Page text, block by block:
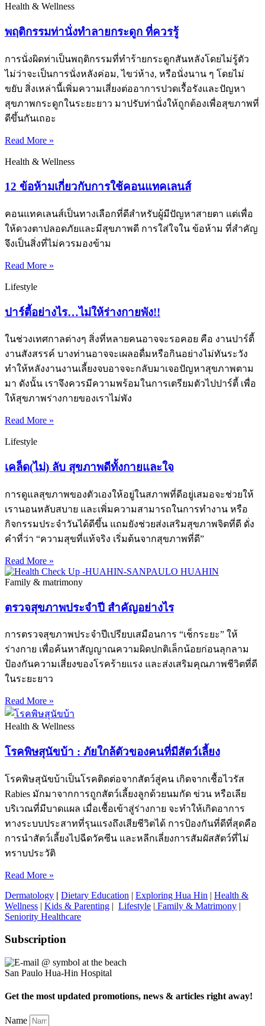
Health & Wellness
พฤติกรรมท่านั่งทำลายกระดูก ที่ควรรู้
การนั่งผิดท่าเป็นพฤติกรรมที่ทำร้ายกระดูกสันหลังโดยไม่รู้ตัว
ไม่ว่าจะเป็นการนั่งหลังค่อม, ไขว่ห้าง, หรือนั่งนาน ๆ โดยไม่
ขยับ สิ่งเหล่านี้เพิ่มความเสี่ยงต่ออาการปวดเรื้อรังและปัญหา
สุขภาพกระดูกในระยะยาว มาปรับท่านั่งให้ถูกต้องเพื่อสุขภาพที่
ดีขึ้นกันเถอะ
Read More »
Health & Wellness
12 ข้อห้ามเกี่ยวกับการใช้คอนแทคเลนส์
คอนแทคเลนส์เป็นทางเลือกที่ดีสำหรับผู้มีปัญหาสายตา แต่เพื่อ
ให้ดวงตาปลอดภัยและมีสุขภาพดี การใส่ใจใน ข้อห้าม ที่สำคัญ
จึงเป็นสิ่งที่ไม่ควรมองข้าม
Read More »
Lifestyle
ปาร์ตี้อย่างไร…ไม่ให้ร่างกายพัง!!
ในช่วงเทศกาลต่างๆ สิ่งที่หลายคนอาจจะรอคอย คือ งานปาร์ตี้
งานสังสรรค์ บางท่านอาจจะเผลอดื่มหรือกินอย่างไม่ทันระวัง
ทำให้หลังงานงานเลี้ยงจบอาจจะกลับมาเจอปัญหาสุขภาพตาม
มา ดังนั้น เราจึงควรมีความพร้อมในการเตรียมตัวไปปาร์ตี้ เพื่อ
ให้สุขภาพร่างกายของเราไม่พัง
Read More »
Lifestyle
เคล็ด(ไม่) ลับ สุขภาพดีทั้งกายและใจ
การดูแลสุขภาพของตัวเองให้อยู่ในสภาพที่ดีอยู่เสมอจะช่วยให้
เรานอนหลับสบาย และเพิ่มความสามารถในการทำงาน หรือ
กิจกรรมประจำวันได้ดีขึ้น แถมยังช่วยส่งเสริมสุขภาพจิตที่ดี ดั่ง
คำที่ว่า “ความสุขที่แท้จริง เริ่มต้นจากสุขภาพที่ดี”
Read More »
Family & matrimony
ตรวจสุขภาพประจำปี สำคัญอย่างไร
การตรวจสุขภาพประจำปีเปรียบเสมือนการ “เช็กระยะ” ให้
ร่างกาย เพื่อค้นหาสัญญาณความผิดปกติเล็กน้อยก่อนลุกลาม
ป้องกันความเสี่ยงของโรคร้ายแรง และส่งเสริมคุณภาพชีวิตที่ดี
ในระยะยาว
Read More »
Health & Wellness
โรคพิษสุนัขบ้า : ภัยใกล้ตัวของคนที่มีสัตว์เลี้ยง
โรคพิษสุนัขบ้าเป็นโรคติดต่อจากสัตว์สู่คน เกิดจากเชื้อไวรัส
Rabies มักมาจากการถูกสัตว์เลี้ยงลูกด้วยนมกัด ข่วน หรือเลีย
บริเวณที่มีบาดแผล เมื่อเชื้อเข้าสู่ร่างกาย จะทำให้เกิดอาการ
ทางระบบประสาทที่รุนแรงถึงเสียชีวิตได้ การป้องกันที่ดีที่สุดคือ
การนำสัตว์เลี้ยงไปฉีดวัคซีน และหลีกเลี่ยงการสัมผัสสัตว์ที่ไม่
ทราบประวัติ
Read More »
Dermatology | Dietary Education | Exploring Hua Hin | Health &
Wellness | Kids & Parenting | Lifestyle | Family & Matrimony |
Seniority Healthcare
Subscription
San Paulo Hua-Hin Hospital
Get the most updated promotions, news & articles right away!
Name